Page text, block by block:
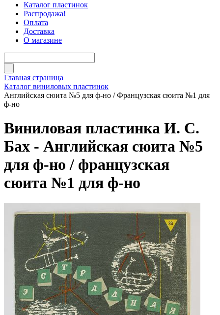
Каталог пластинок
Распродажа!
Оплата
Доставка
О магазине
Главная страница
Каталог виниловых пластинок
Английская сюита №5 для ф-но / Французская сюита №1 для
ф-но
Виниловая пластинка И. С.
Бах - Английская сюита №5
для ф-но / французская
сюита №1 для ф-но